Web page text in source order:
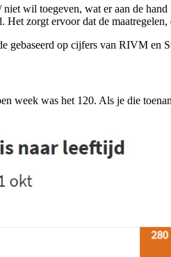
wil toegeven, wat er aan de
zorgt ervoor dat de
gebaseerd op cijfers van RIVM en
week was het 120. Als je die